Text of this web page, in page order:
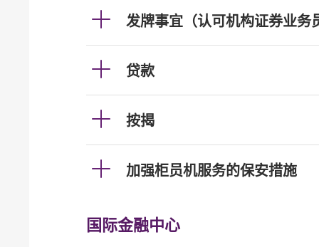
发牌事宜（认可机构证券业务
贷款
按揭
加强柜员机服务的保安措施
国际金融中心